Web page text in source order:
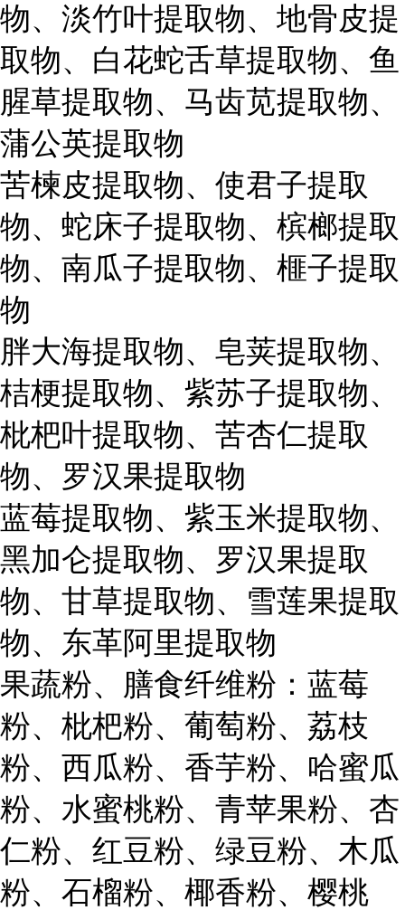
物、淡竹叶提取物、地骨皮提
取物、白花蛇舌草提取物、鱼
腥草提取物、马齿苋提取物、
蒲公英提取物
苦楝皮提取物、使君子提取
物、蛇床子提取物、槟榔提取
物、南瓜子提取物、榧子提取
物
胖大海提取物、皂荚提取物、
桔梗提取物、紫苏子提取物、
枇杷叶提取物、苦杏仁提取
物、罗汉果提取物
蓝莓提取物、紫玉米提取物、
黑加仑提取物、罗汉果提取
物、甘草提取物、雪莲果提取
物、东革阿里提取物
果蔬粉、膳食纤维粉：蓝莓
粉、枇杷粉、葡萄粉、荔枝
粉、西瓜粉、香芋粉、哈蜜瓜
粉、水蜜桃粉、青苹果粉、杏
仁粉、红豆粉、绿豆粉、木瓜
粉、石榴粉、椰香粉、樱桃